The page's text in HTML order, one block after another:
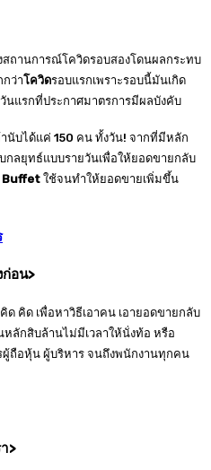
สถานการณ์โควิดรอบสองโดนผลกระทบ
ว่าโควิดรอบแรกเพราะรอบนี้มันเกิด
แรกที่ประกาศมาตรการมีผลบังคับ
นับได้แค่ 150 คน ทั้งวัน! จากที่มีหลัก
กลยุทธ์แบบรายวันเพื่อให้ยอดขายกลับ
Buffet ใช้จนทำให้ยอดขายเพิ่มขึ้น
ก่อน>
คิด เพื่อหาวิธีเอาคน เอายอดขายกลับ
ลักสิบล้านไม่มีเวลาให้นั่งท้อ หรือ
ผู้ถือหุ้น ผู้บริหาร จนถึงพนักงานทุกคน
>